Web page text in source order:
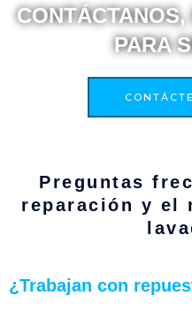
PARA
Preguntas
reparación y el
¿Trabajan con